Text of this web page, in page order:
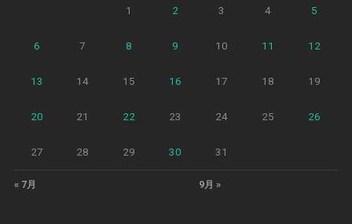
« 7月 9月 »
1 2 3 4 5
6 7 8 9 10 11 12
13 14 15 16 17 18 19
20 21 22 23 24 25 26
27 28 29 30 31